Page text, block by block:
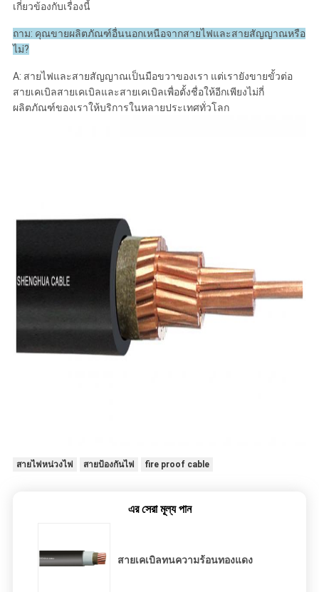
เกี่ยวข้องกับเรื่องนี้
ถาม: คุณขายผลิตภัณฑ์อื่นนอกเหนือจากสายไฟและสายสัญญาณหรือ
ไม่?
A: สายไฟและสายสัญญาณเป็นมือขวาของเรา แต่เรายังขายขั้วต่อ
สายเคเบิลสายเคเบิลและสายเคเบิลเพื่อตั้งชื่อให้อีกเพียงไม่กี่
ผลิตภัณฑ์ของเราให้บริการในหลายประเทศทั่วโลก
สายไฟหน่วงไฟ สายป้องกันไฟ fire proof cable
এর সেরা মূল্য পান
สายเคเบิลทนความร้อนทองแดง